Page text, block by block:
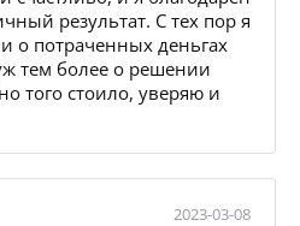
результат. С тех пор я
о потраченных деньгах
тем более о решении
того стоило, уверяю и
2023-03-08